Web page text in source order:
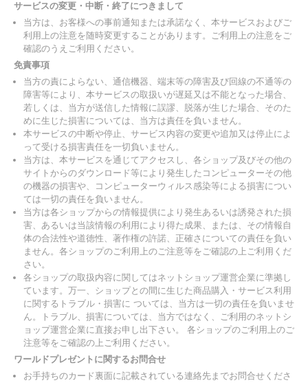
サービスの変更・中断・終了につきまして
当方は、お客様への事前通知または承諾なく、本サービスおよびご
利用上の注意を随時変更することがあります。ご利用上の注意をご
確認のうえご利用ください。
免責事項
当方の責によらない、通信機器、端末等の障害及び回線の不通等の
障害等により、本サービスの取扱いが遅延又は不能となった場合、
若しくは、当方が送信した情報に誤謬、脱落が生じた場合、そのた
めに生じた損害については、当方は責任を負いません。
本サービスの中断や停止、サービス内容の変更や追加又は停止によ
って受ける損害責任を一切負いません。
当方は、本サービスを通じてアクセスし、各ショップ及びその他の
サイトからのダウンロード等により発生したコンピューターその他
の機器の損害や、コンピューターウィルス感染等による損害につい
ては一切の責任を負いません。
当方は各ショップからの情報提供により発生あるいは誘発された損
害、あるいは当該情報の利用により得た成果、または、その情報自
体の合法性や道徳性、著作権の許諾、正確さについての責任を負い
ません。各ショップのご利用上のご注意等をご確認の上ご利用くだ
さい。
各ショップの取扱内容に関してはネットショップ運営企業に準拠し
ています。万一、ショップとの間に生じた商品購入・サービス利用
に関するトラブル・損害に ついては、当方は一切の責任を負いませ
ん。トラブル、損害については、当方ではなく、ご利用のネットシ
ョップ運営企業に直接お申し出下さい。 各ショップのご利用上のご
注意等をご確認の上ご利用ください。
ワールドプレゼントに関するお問合せ
お手持ちのカード裏面に記載されている連絡先までお問合せくださ